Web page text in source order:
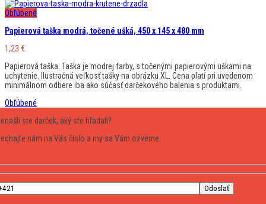
Obľúbené
Papierová taška modrá, točené ušká, 450 x 145 x 480 mm
1,23 €
Papierová taška. Taška je modrej farby, s točenými papierovými uškami na
uchytenie. Ilustračná veľkosť tašky na obrázku XL. Cena platí pri uvedenom
minimálnom odbere iba ako súčasť darčekového balenia s produktami.
Obľúbené
ste darček, aký ste hľadali?
nám na Vás číslo a my sa Vám ozveme.